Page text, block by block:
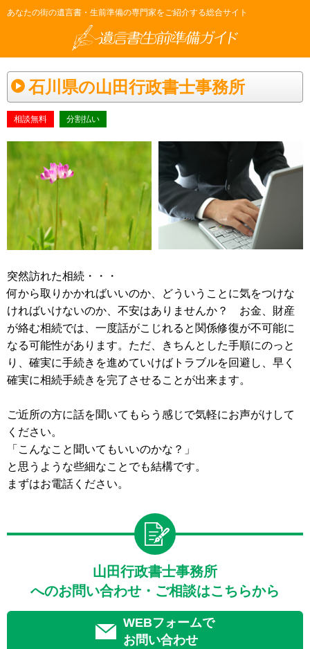
あなたの街の遺言書・生前準備の専門家をご紹介する総合サイト
石川県の山田行政書士事務所
相談無料 分割払い
突然訪れた相続・・・
何から取りかかればいいのか、どういうことに気をつけな
ければいけないのか、不安はありませんか？ お金、財産
が絡む相続では、一度話がこじれると関係修復が不可能に
なる可能性があります。ただ、きちんとした手順にのっと
り、確実に手続きを進めていけばトラブルを回避し、早く
確実に相続手続きを完了させることが出来ます。
ご近所の方に話を聞いてもらう感じで気軽にお声がけして
ください。
「こんなこと聞いてもいいのかな？」
と思うような些細なことでも結構です。
まずはお電話ください。
山田行政書士事務所
へのお問い合わせ・ご相談はこちらから
WEBフォームで
お問い合わせ